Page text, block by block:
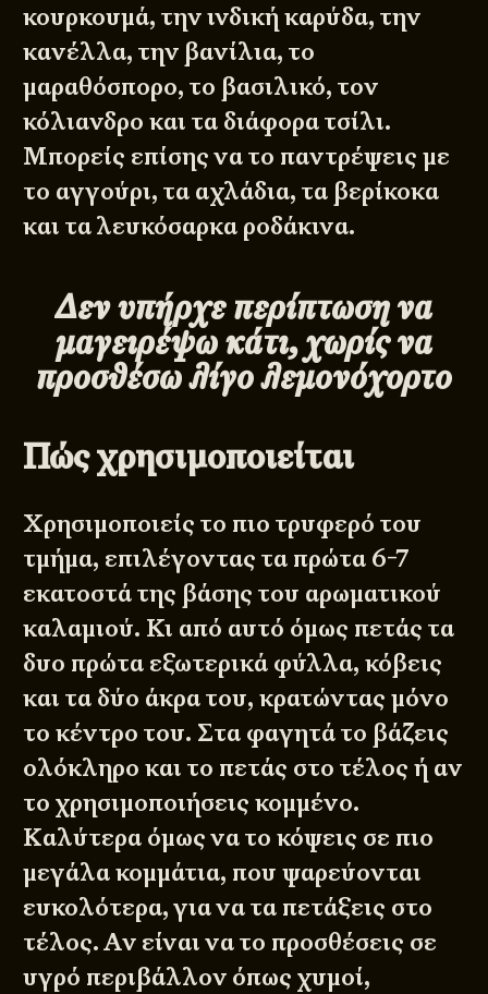
κουρκουμά, την ινδική καρύδα, την
κανέλλα, την βανίλια, το
μαραθόσπορο, το βασιλικό, τον
κόλιανδρο και τα διάφορα τσίλι.
Μπορείς επίσης να το παντρέψεις με
το αγγούρι, τα αχλάδια, τα βερίκοκα
και τα λευκόσαρκα ροδάκινα.
Δεν υπήρχε περίπτωση να
μαγειρέψω κάτι, χωρίς να
προσθέσω λίγο λεμονόχορτο
Πώς χρησιμοποιείται
Χρησιμοποιείς το πιο τρυφερό του
τμήμα, επιλέγοντας τα πρώτα 6-7
εκατοστά της βάσης του αρωματικού
καλαμιού. Κι από αυτό όμως πετάς τα
δυο πρώτα εξωτερικά φύλλα, κόβεις
και τα δύο άκρα του, κρατώντας μόνο
το κέντρο του. Στα φαγητά το βάζεις
ολόκληρο και το πετάς στο τέλος ή αν
το χρησιμοποιήσεις κομμένο.
Καλύτερα όμως να το κόψεις σε πιο
μεγάλα κομμάτια, που ψαρεύονται
ευκολότερα, για να τα πετάξεις στο
τέλος. Αν είναι να το προσθέσεις σε
υγρό περιβάλλον όπως χυμοί,